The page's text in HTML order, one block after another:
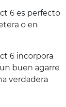
6 es perfecto
o en
6 incorpora
buen agarre
verdadera